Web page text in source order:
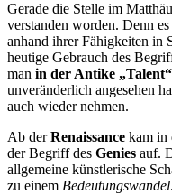
Gerade die Stelle im
verstanden worden. Denn
anhand ihrer Fähigkeiten in
heutige Gebrauch des
man in der Antike
unveränderlich angesehen
auch wieder nehmen.
Ab derRenaissance kam in
der Begriff des Genies auf.
allgemeine künstlerische
zu einem Bedeutungswandel.